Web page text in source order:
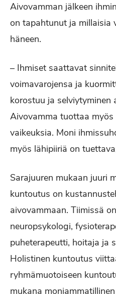
Aivovamman jälkeen
on tapahtunut ja millaisia
häneen.
– Ihmiset saattavat
voimavarojensa ja
korostuu ja selviytyminen
Aivovamma tuottaa myös
vaikeuksia. Moni
myös lähipiiriä on
Sarajuuren mukaan juuri
kuntoutus on
aivovammaan. Tiimissä
neuropsykologi,
puheterapeutti, hoitaja ja
Holistinen kuntoutus
ryhmämuotoiseen
mukana